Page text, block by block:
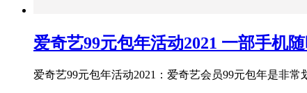
爱奇艺99元包年活动2021 一部手机
爱奇艺99元包年活动2021：爱奇艺会员99元包年是非